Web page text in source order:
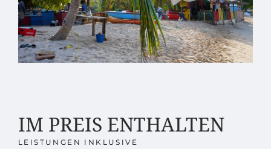
IM PREIS ENTHALTEN
LEISTUNGEN INKLUSIVE